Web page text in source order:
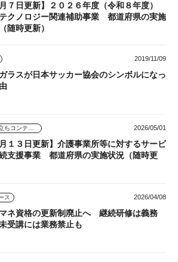
月７日更新】２０２６年度（令和８年度）
クノロジー関連補助事業 都道府県の実施
随時更新）
2019/11/09
ラスが日本サッカー協会のシンボルになっ
お役立ちコンテンツ 2026/05/01
月１３日更新】介護事業所等に対するサービ
支援事業 都道府県の実施状況（随時更
ス 2026/04/08
ネ資格の更新制廃止へ 継続研修は義務
受講には業務禁止も